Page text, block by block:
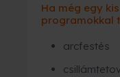
Ha még egy
programokkal
arcfestés